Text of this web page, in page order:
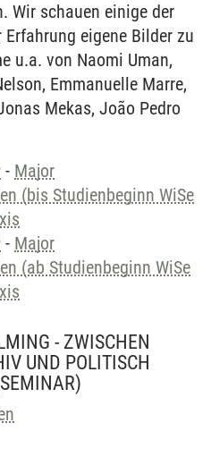
Wir schauen einige der
eigene Bilder zu
u.a. von Naomi Uman,
Emmanuelle Marre,
Mekas, João Pedro
- Major
(bis Studienbeginn WiSe
- Major
(ab Studienbeginn WiSe
- ZWISCHEN
UND POLITISCH